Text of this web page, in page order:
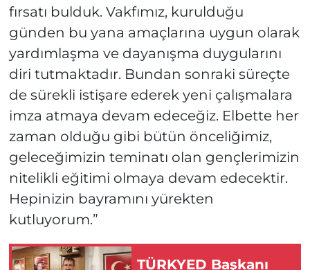
fırsatı bulduk. Vakfımız, kurulduğu
günden bu yana amaçlarına uygun olarak
yardımlaşma ve dayanışma duygularını
diri tutmaktadır. Bundan sonraki süreçte
de sürekli istişare ederek yeni çalışmalara
imza atmaya devam edeceğiz. Elbette her
zaman olduğu gibi bütün önceliğimiz,
geleceğimizin teminatı olan gençlerimizin
nitelikli eğitimi olmaya devam edecektir.
Hepinizin bayramını yürekten
kutluyorum.”
TÜRKYED Başkanı